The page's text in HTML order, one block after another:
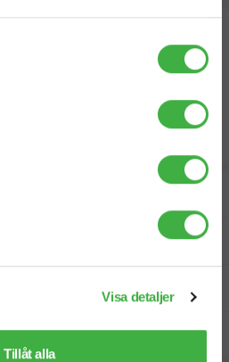
Visa detaljer
Tillåt alla